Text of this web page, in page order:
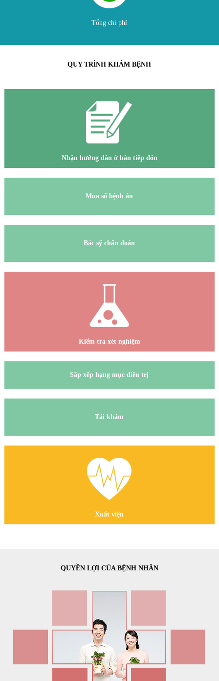
Tổng chi phí
QUY TRÌNH KHÁM BỆNH
Nhận hướng dẫn ở bàn tiếp đón
Mua sổ bệnh án
Bác sỹ chẩn đoán
Kiểm tra xét nghiệm
Sắp xếp hạng mục điều trị
Tái khám
Xuất viện
QUYỀN LỢI CỦA BỆNH NHÂN